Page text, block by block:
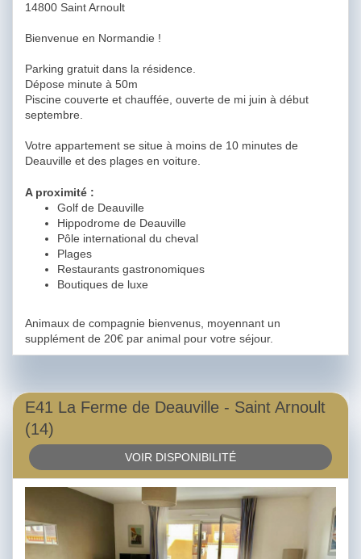
14800 Saint Arnoult
Bienvenue en Normandie !
Parking gratuit dans la résidence.
Dépose minute à 50m
Piscine couverte et chauffée, ouverte de mi juin à début
septembre.
Votre appartement se situe à moins de 10 minutes de
Deauville et des plages en voiture.
A proximité :
Golf de Deauville
Hippodrome de Deauville
Pôle international du cheval
Plages
Restaurants gastronomiques
Boutiques de luxe
Animaux de compagnie bienvenus, moyennant un
supplément de 20€ par animal pour votre séjour.
E41 La Ferme de Deauville - Saint Arnoult
(14)
VOIR DISPONIBILITÉ